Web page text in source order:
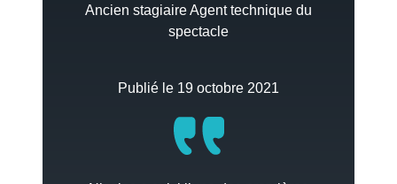
Ancien stagiaire Agent technique du
spectacle
Publié le 19 octobre 2021